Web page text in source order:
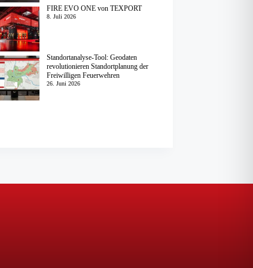
FIRE EVO ONE von TEXPORT
8. Juli 2026
Standortanalyse-Tool: Geodaten
revolutionieren Standortplanung der
Freiwilligen Feuerwehren
26. Juni 2026